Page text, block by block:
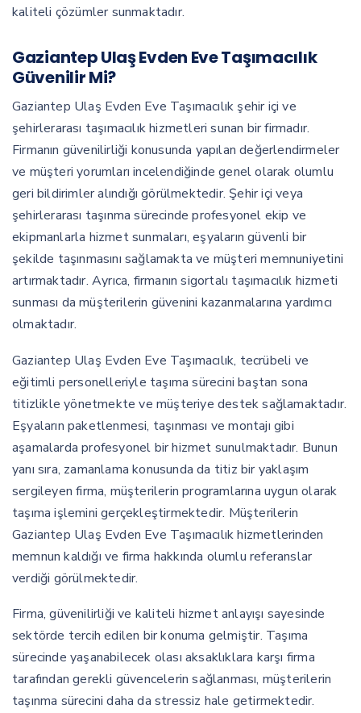
kaliteli çözümler sunmaktadır.
Gaziantep Ulaş Evden Eve Taşımacılık
Güvenilir Mi?
Gaziantep Ulaş Evden Eve Taşımacılık şehir içi ve
şehirlerarası taşımacılık hizmetleri sunan bir firmadır.
Firmanın güvenilirliği konusunda yapılan değerlendirmeler
ve müşteri yorumları incelendiğinde genel olarak olumlu
geri bildirimler alındığı görülmektedir. Şehir içi veya
şehirlerarası taşınma sürecinde profesyonel ekip ve
ekipmanlarla hizmet sunmaları, eşyaların güvenli bir
şekilde taşınmasını sağlamakta ve müşteri memnuniyetini
artırmaktadır. Ayrıca, firmanın sigortalı taşımacılık hizmeti
sunması da müşterilerin güvenini kazanmalarına yardımcı
olmaktadır.
Gaziantep Ulaş Evden Eve Taşımacılık, tecrübeli ve
eğitimli personelleriyle taşıma sürecini baştan sona
titizlikle yönetmekte ve müşteriye destek sağlamaktadır.
Eşyaların paketlenmesi, taşınması ve montajı gibi
aşamalarda profesyonel bir hizmet sunulmaktadır. Bunun
yanı sıra, zamanlama konusunda da titiz bir yaklaşım
sergileyen firma, müşterilerin programlarına uygun olarak
taşıma işlemini gerçekleştirmektedir. Müşterilerin
Gaziantep Ulaş Evden Eve Taşımacılık hizmetlerinden
memnun kaldığı ve firma hakkında olumlu referanslar
verdiği görülmektedir.
Firma, güvenilirliği ve kaliteli hizmet anlayışı sayesinde
sektörde tercih edilen bir konuma gelmiştir. Taşıma
sürecinde yaşanabilecek olası aksaklıklara karşı firma
tarafından gerekli güvencelerin sağlanması, müşterilerin
taşınma sürecini daha da stressiz hale getirmektedir.